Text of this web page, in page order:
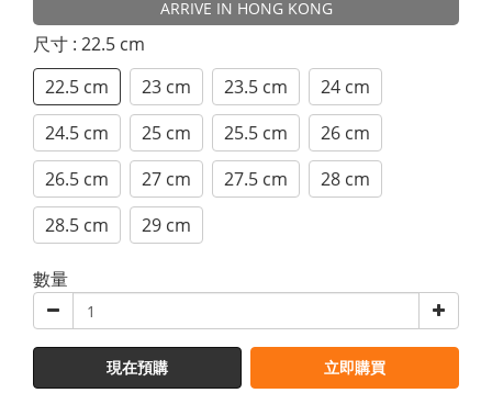
ARRIVE IN HONG KONG
尺寸 : 22.5 cm
22.5 cm
23 cm 23.5 cm
24 cm
24.5 cm
25 cm 25.5 cm
26 cm
26.5 cm
27 cm 27.5 cm
28 cm
28.5 cm
29 cm
數量
現在預購 立即購買